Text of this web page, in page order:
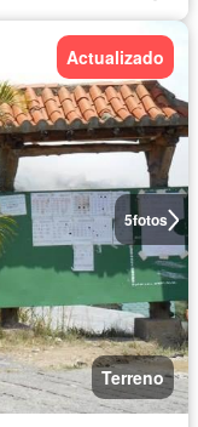
5fotos
Actualizado
Terreno